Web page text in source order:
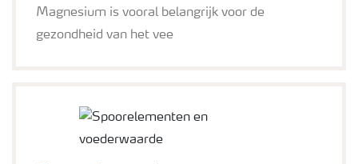
Magnesium is vooral belangrijk voor de
gezondheid van het vee